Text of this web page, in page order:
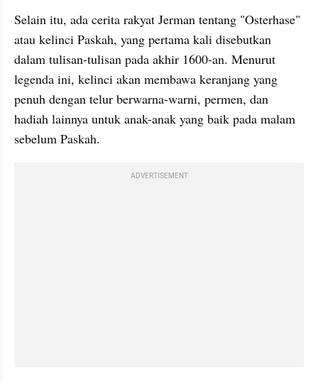
Selain itu, ada cerita rakyat Jerman tentang "Osterhase"
atau kelinci Paskah, yang pertama kali disebutkan
dalam tulisan-tulisan pada akhir 1600-an. Menurut
legenda ini, kelinci akan membawa keranjang yang
penuh dengan telur berwarna-warni, permen, dan
hadiah lainnya untuk anak-anak yang baik pada malam
sebelum Paskah.
ADVERTISEMENT